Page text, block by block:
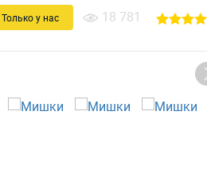
Только у нас 18 781